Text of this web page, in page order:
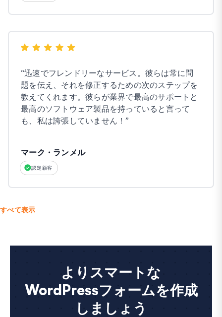
“迅速でフレンドリーなサービス。彼らは常に問
題を伝え、それを修正するための次のステップを
教えてくれます。彼らが業界で最高のサポートと
最高のソフトウェア製品を持っていると言って
も、私は誇張していません！”
マーク・ランメル
認定顧客
すべて表示
よりスマートな
WordPressフォームを作成
しましょう